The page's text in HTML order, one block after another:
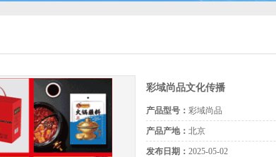
彩域尚品文化传播
产品型号： 彩域尚品
产品产地： 北京
发布日期： 2025-05-02